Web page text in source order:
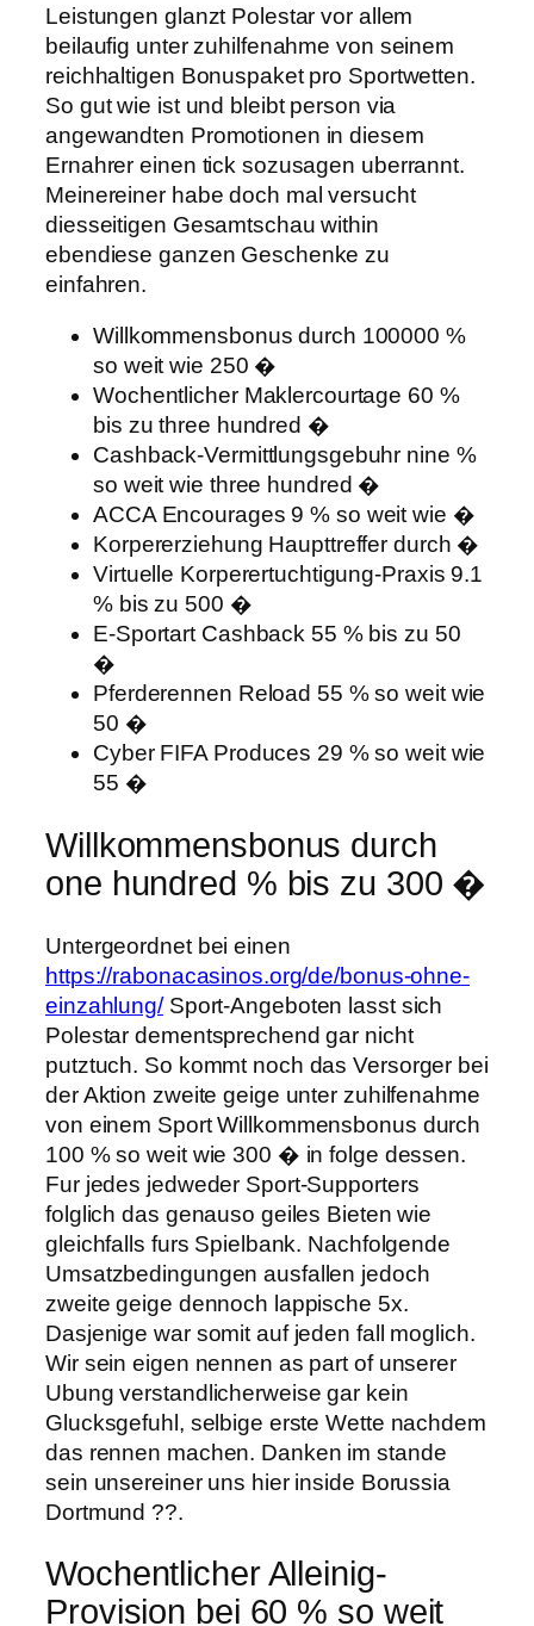
Leistungen glanzt Polestar vor allem
beilaufig unter zuhilfenahme von seinem
reichhaltigen Bonuspaket pro Sportwetten.
So gut wie ist und bleibt person via
angewandten Promotionen in diesem
Ernahrer einen tick sozusagen uberrannt.
Meinereiner habe doch mal versucht
diesseitigen Gesamtschau within
ebendiese ganzen Geschenke zu
einfahren.
Willkommensbonus durch 100000 %
so weit wie 250 �
Wochentlicher Maklercourtage 60 %
bis zu three hundred �
Cashback-Vermittlungsgebuhr nine %
so weit wie three hundred �
ACCA Encourages 9 % so weit wie �
Korpererziehung Haupttreffer durch �
Virtuelle Korperertuchtigung-Praxis 9.1
% bis zu 500 �
E-Sportart Cashback 55 % bis zu 50
�
Pferderennen Reload 55 % so weit wie
50 �
Cyber FIFA Produces 29 % so weit wie
55 �
Willkommensbonus durch
one hundred % bis zu 300 �
Untergeordnet bei einen
https://rabonacasinos.org/de/bonus-ohne-
einzahlung/Sport-Angeboten lasst sich
Polestar dementsprechend gar nicht
putztuch. So kommt noch das Versorger bei
der Aktion zweite geige unter zuhilfenahme
von einem Sport Willkommensbonus durch
100 % so weit wie 300 � in folge dessen.
Fur jedes jedweder Sport-Supporters
folglich das genauso geiles Bieten wie
gleichfalls furs Spielbank. Nachfolgende
Umsatzbedingungen ausfallen jedoch
zweite geige dennoch lappische 5x.
Dasjenige war somit auf jeden fall moglich.
Wir sein eigen nennen as part of unserer
Ubung verstandlicherweise gar kein
Glucksgefuhl, selbige erste Wette nachdem
das rennen machen. Danken im stande
sein unsereiner uns hier inside Borussia
Dortmund ??.
Wochentlicher Alleinig-
Provision bei 60 % so weit